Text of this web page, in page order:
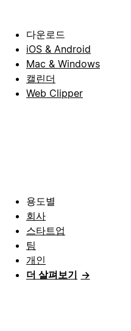
다운로드
iOS & Android
Mac & Windows
캘린더
Web Clipper
용도별
회사
스타트업
팀
개인
더 살펴보기 →